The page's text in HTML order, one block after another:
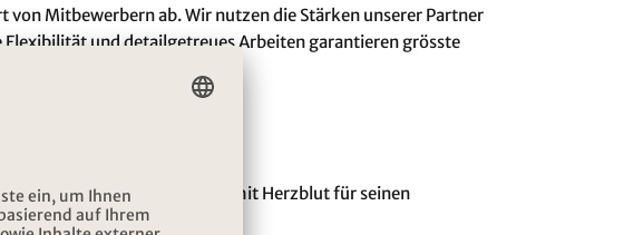
Mitbewerbern ab. Wir nutzen die Stärken unserer Partner
und detailgetreues Arbeiten garantieren grösste
und setzt sich mit Herzblut für seinen